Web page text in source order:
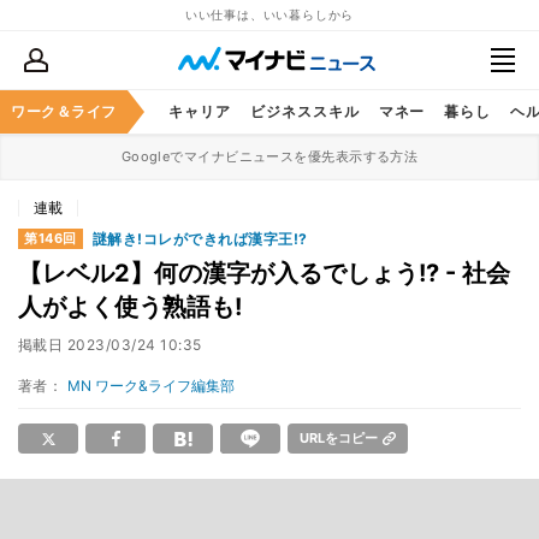
いい仕事は、いい暮らしから
ワーク＆ライフ キャリア ビジネススキル マネー 暮らし ヘ
Googleでマイナビニュースを優先表示する方法
連載
第146回 謎解き!コレができれば漢字王!?
【レベル2】何の漢字が入るでしょう!? - 社会
人がよく使う熟語も!
掲載日 2023/03/24 10:35
著者： MN ワーク&ライフ編集部
URLをコピー